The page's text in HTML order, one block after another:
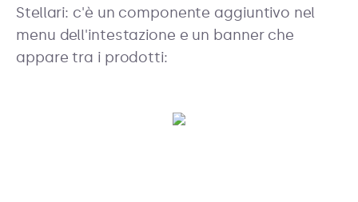
Stellari: c'è un componente aggiuntivo nel
menu dell'intestazione e un banner che
appare tra i prodotti: